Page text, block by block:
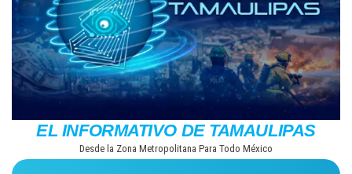
EL INFORMATIVO DE TAMAULIPAS
Desde la Zona Metropolitana Para Todo México